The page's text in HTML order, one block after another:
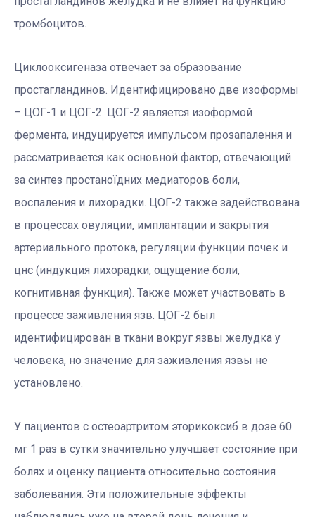
тромбоцитов.
Циклооксигеназа отвечает за образование
простагландинов. Идентифицировано две изоформы
– ЦОГ-1 и ЦОГ-2. ЦОГ-2 является изоформой
фермента, индуцируется импульсом прозапалення и
рассматривается как основной фактор, отвечающий
за синтез простаноїдних медиаторов боли,
воспаления и лихорадки. ЦОГ-2 также задействована
в процессах овуляции, имплантации и закрытия
артериального протока, регуляции функции почек и
цнс (индукция лихорадки, ощущение боли,
когнитивная функция). Также может участвовать в
процессе заживления язв. ЦОГ-2 был
идентифицирован в ткани вокруг язвы желудка у
человека, но значение для заживления язвы не
установлено.
У пациентов с остеоартритом эторикоксиб в дозе 60
мг 1 раз в сутки значительно улучшает состояние при
болях и оценку пациента относительно состояния
заболевания. Эти положительные эффекты